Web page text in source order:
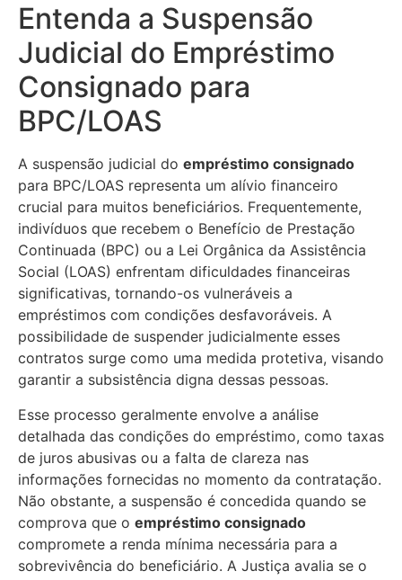
Entenda a Suspensão
Judicial do Empréstimo
Consignado para
BPC/LOAS
A suspensão judicial do empréstimo consignado
para BPC/LOAS representa um alívio financeiro
crucial para muitos beneficiários. Frequentemente,
indivíduos que recebem o Benefício de Prestação
Continuada (BPC) ou a Lei Orgânica da Assistência
Social (LOAS) enfrentam dificuldades financeiras
significativas, tornando-os vulneráveis a
empréstimos com condições desfavoráveis. A
possibilidade de suspender judicialmente esses
contratos surge como uma medida protetiva, visando
garantir a subsistência digna dessas pessoas.
Esse processo geralmente envolve a análise
detalhada das condições do empréstimo, como taxas
de juros abusivas ou a falta de clareza nas
informações fornecidas no momento da contratação.
Não obstante, a suspensão é concedida quando se
comprova que o empréstimo consignado
compromete a renda mínima necessária para a
sobrevivência do beneficiário. A Justiça avalia se o